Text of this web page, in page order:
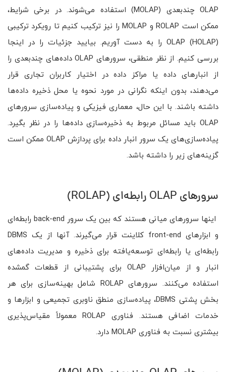
OLAP چندبعدی (MOLAP) استفاده می‌شوند. در برخی شرایط،
ممکن است ROLAP و MOLAP را نیز ترکیب کنیم تا رویکرد ترکیبی
OLAP (HOLAP) را به دست آوریم. بیایید جزئیات را در اینجا
بررسی کنیم. از نظر منطقی، سرورهای OLAP داده‌های چندبعدی را
از انبارهای داده یا مراکز داده در اختیار کاربران تجاری قرار
می‌دهند، بدون اینکه نگرانی در مورد نحوه یا محل ذخیره داده‌ها
داشته باشند. با این حال، معماری فیزیکی و پیاده‌سازی سرورهای
OLAP باید مسائل مربوط به ذخیره‌سازی داده‌ها را در نظر بگیرد.
پیاده‌سازی‌های یک سرور انبار داده برای پردازش OLAP ممکن است
گزینه‌های زیر را داشته باشد.
سرورهای OLAP رابطه‌ای (ROLAP)
اینها سرورهای میانی هستند که بین یک سرور back-end رابطه‌ای
و ابزارهای front-end کلاینت قرار می‌گیرند. آنها از یک DBMS
رابطه‌ای یا رابطه‌ای توسعه‌یافته برای ذخیره و مدیریت داده‌های
انبار و از میان‌افزار OLAP برای پشتیبانی از قطعات گمشده
استفاده می‌کنند. سرورهای ROLAP شامل بهینه‌سازی برای هر
بخش پشتی DBMS، پیاده‌سازی منطق ناوبری تجمیعی و ابزارها و
خدمات اضافی هستند. فناوری ROLAP معمولاً مقیاس‌پذیری
بیشتری نسبت به فناوری MOLAP دارد.